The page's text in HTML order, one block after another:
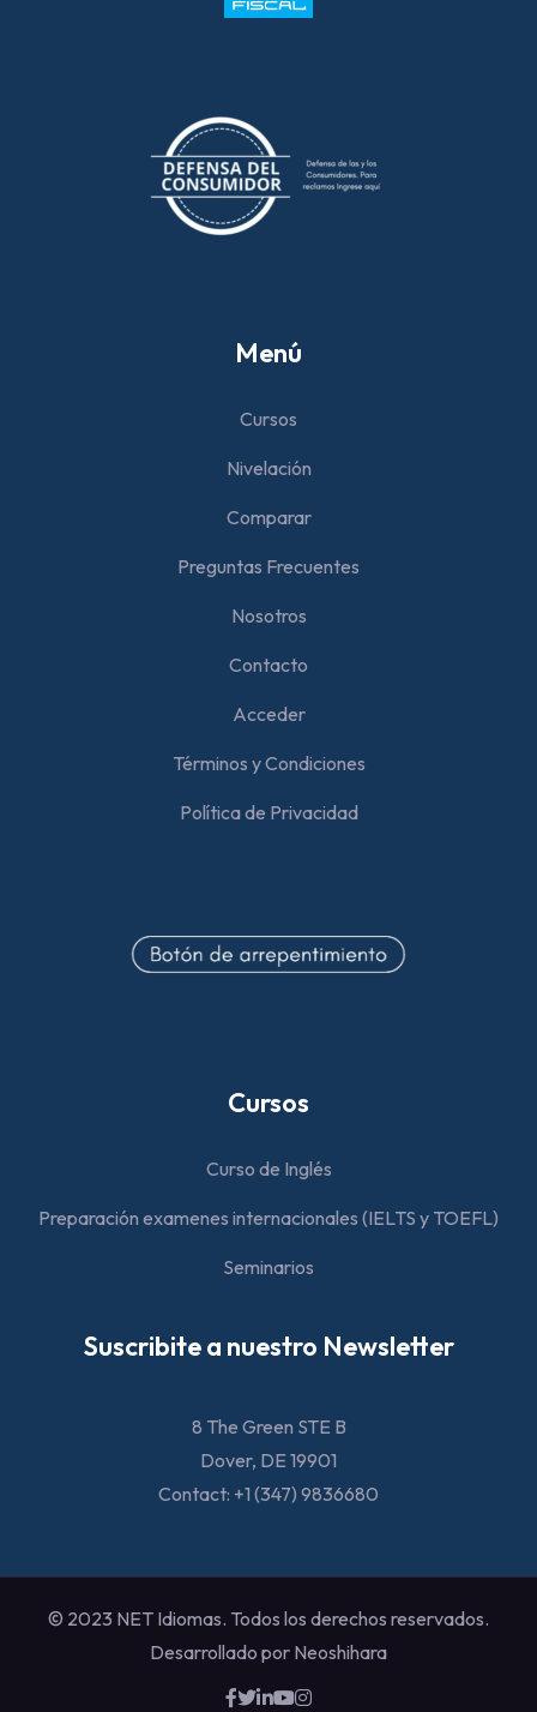
Menú
Cursos
Nivelación
Comparar
Preguntas Frecuentes
Nosotros
Contacto
Acceder
Términos y Condiciones
Política de Privacidad
Cursos
Curso de Inglés
Preparación examenes internacionales (IELTS y TOEFL)
Seminarios
Suscribite a nuestro Newsletter
8 The Green STE B
Dover, DE 19901
Contact: +1 (347) 9836680
© 2023 NET Idiomas. Todos los derechos reservados.
Desarrollado por Neoshihara